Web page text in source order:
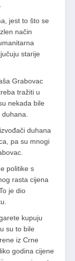
jest to što se
način
starije
Grabovac
tražiti u
nekada bile
duhana
pa su mnogi
politike s
rasta cijena
je dio
kupuju
su to bile
iz Crne
godina cijene